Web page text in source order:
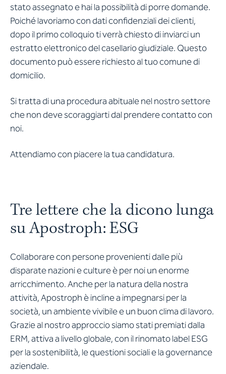
stato assegnato e hai la possibilità di porre domande.
Poiché lavoriamo con dati confidenziali dei clienti,
dopo il primo colloquio ti verrà chiesto di inviarci un
estratto elettronico del casellario giudiziale. Questo
documento può essere richiesto al tuo comune di
domicilio.
Si tratta di una procedura abituale nel nostro settore
che non deve scoraggiarti dal prendere contatto con
noi.
Attendiamo con piacere la tua candidatura.
Tre lettere che la dicono lunga
su Apostroph: ESG
Collaborare con persone provenienti dalle più
disparate nazioni e culture è per noi un enorme
arricchimento. Anche per la natura della nostra
attività, Apostroph è incline a impegnarsi per la
società, un ambiente vivibile e un buon clima di lavoro.
Grazie al nostro approccio siamo stati premiati dalla
ERM, attiva a livello globale, con il rinomato label ESG
per la sostenibilità, le questioni sociali e la governance
aziendale.